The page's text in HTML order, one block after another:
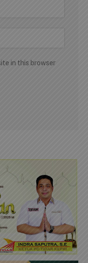
in this browser